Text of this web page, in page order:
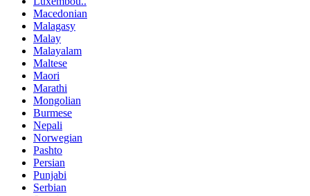
Macedonian
Malagasy
Malay
Malayalam
Maltese
Maori
Marathi
Mongolian
Burmese
Nepali
Norwegian
Pashto
Persian
Punjabi
Serbian